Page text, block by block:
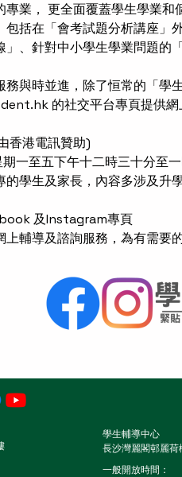
業， 更全面覆蓋學生學業
括在「會考試題分析講座」
、針對中小學生學業問題的
與時並進，除了恒常的「學
的社交平台專頁提供
香港電訊贊助)
期一至五下午十二時三十分至
學生及家長，內容多涉及升
及Instagram專頁
輔導及諮詢服務，為有需要
學生輔導中心
長沙灣麗閣邨麗
一般開放時間：